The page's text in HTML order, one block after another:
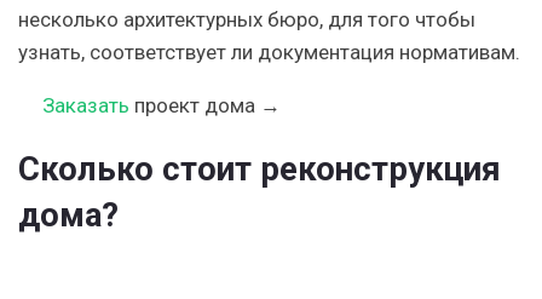
несколько архитектурных бюро, для того чтобы
узнать, соответствует ли документация нормативам.
Заказать проект дома →
Сколько стоит реконструкция
дома?